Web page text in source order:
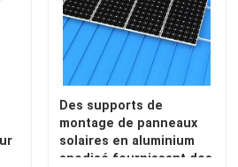
métal
Des supports de
montage de panneaux
solaires en aluminium
anodisé fournissant des